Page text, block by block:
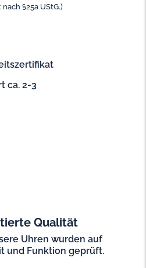
§25a UStG.)
ca. 2-3
Qualität
Uhren wurden auf
und Funktion geprüft.